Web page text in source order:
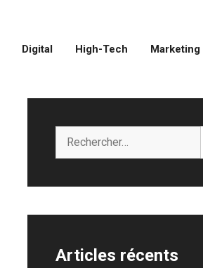
Digital High-Tech Marketing
Articles récents